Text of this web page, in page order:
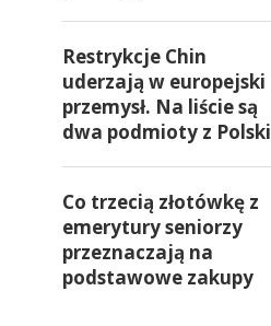
Restrykcje Chin
uderzają w europejski
przemysł. Na liście są
dwa podmioty z Polski
Co trzecią złotówkę z
emerytury seniorzy
przeznaczają na
podstawowe zakupy